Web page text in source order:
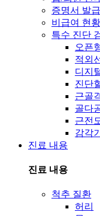
증명서 발
비급여 현황
특수 진단
오픈
적외
디지
진단
근골
골다
근전
감각
진료 내용
진료 내용
척추 질환
허리